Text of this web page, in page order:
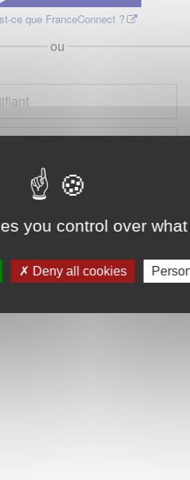
you control over
Deny all cookies
ce que FranceConnect ?
ou
oublié ? Je crée mon compte
Connexion